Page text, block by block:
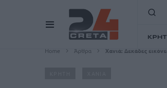
Home
Άρθρα Xανιά: Δεκάδες